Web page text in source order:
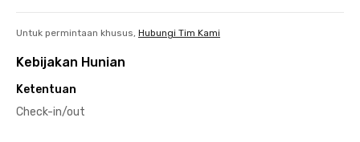
Untuk permintaan khusus, Hubungi Tim Kami
Kebijakan Hunian
Ketentuan
Check-in/out